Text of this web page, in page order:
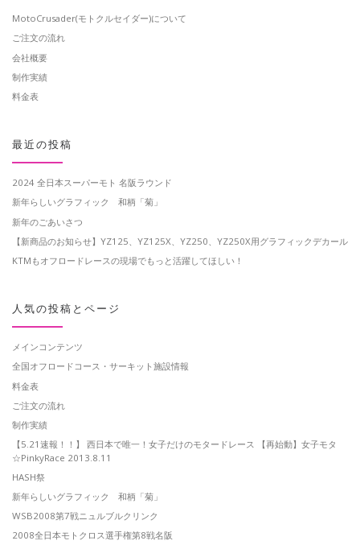
MotoCrusader(モトクルセイダー)について
ご注文の流れ
会社概要
制作実績
料金表
最近の投稿
2024 全日本スーパーモト 名阪ラウンド
新年らしいグラフィック 和柄「菊」
新年のごあいさつ
【新商品のお知らせ】YZ125、YZ125X、YZ250、YZ250X用グラフィックデカール
KTMもオフロードレースの現場でもっと活躍してほしい！
人気の投稿とページ
メインコンテンツ
全国オフロードコース・サーキット施設情報
料金表
ご注文の流れ
制作実績
【5.21速報！！】 西日本で唯一！女子だけのモタードレース 【再始動】女子モタ
☆PinkyRace 2013.8.11
HASH祭
新年らしいグラフィック 和柄「菊」
WSB2008第7戦ニュルブルクリンク
2008全日本モトクロス選手権第8戦名阪